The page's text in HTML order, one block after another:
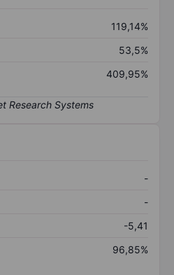
119,14%
53,5%
409,95%
-
-
-5,41
96,85%